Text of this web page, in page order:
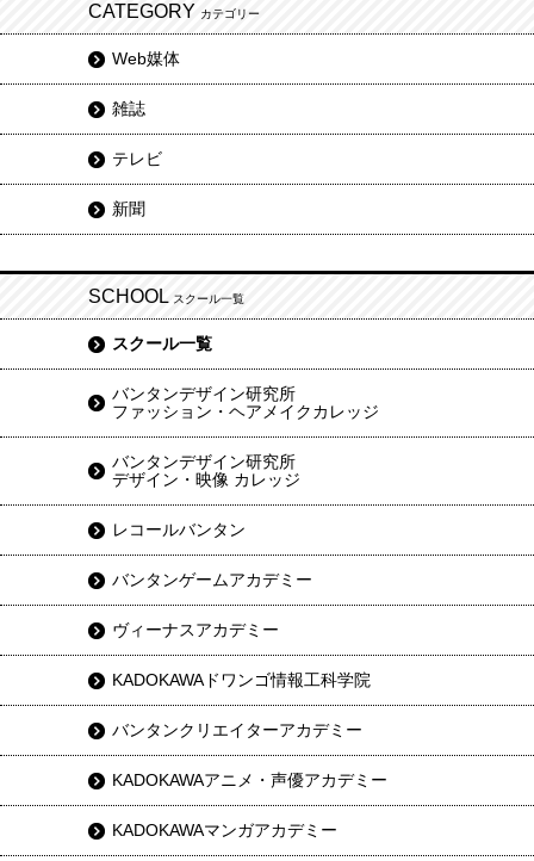
CATEGORY カテゴリー
Web媒体
雑誌
テレビ
新聞
SCHOOL スクール一覧
スクール一覧
バンタンデザイン研究所
ファッション・ヘアメイクカレッジ
バンタンデザイン研究所
デザイン・映像 カレッジ
レコールバンタン
バンタンゲームアカデミー
ヴィーナスアカデミー
KADOKAWAドワンゴ情報工科学院
バンタンクリエイターアカデミー
KADOKAWAアニメ・声優アカデミー
KADOKAWAマンガアカデミー